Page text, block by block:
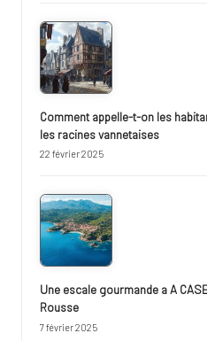
Comment appelle-t-on les
les racines vannetaises
22 février 2025
Une escale gourmande a A
Rousse
7 février 2025